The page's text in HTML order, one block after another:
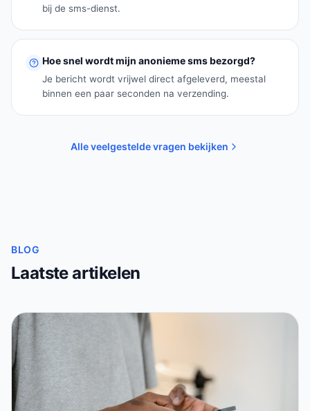
bij de sms-dienst.
Hoe snel wordt mijn anonieme sms bezorgd?
Je bericht wordt vrijwel direct afgeleverd, meestal
binnen een paar seconden na verzending.
Alle veelgestelde vragen bekijken
BLOG
Laatste artikelen